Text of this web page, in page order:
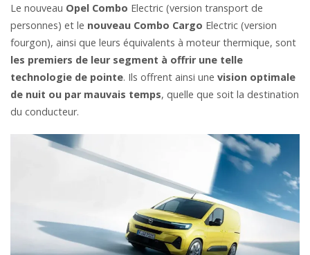
Le nouveau Opel Combo Electric (version transport de
personnes) et le nouveau Combo Cargo Electric (version
fourgon), ainsi que leurs équivalents à moteur thermique, sont
les premiers de leur segment à offrir une telle
technologie de pointe. Ils offrent ainsi une vision optimale
de nuit ou par mauvais temps, quelle que soit la destination
du conducteur.